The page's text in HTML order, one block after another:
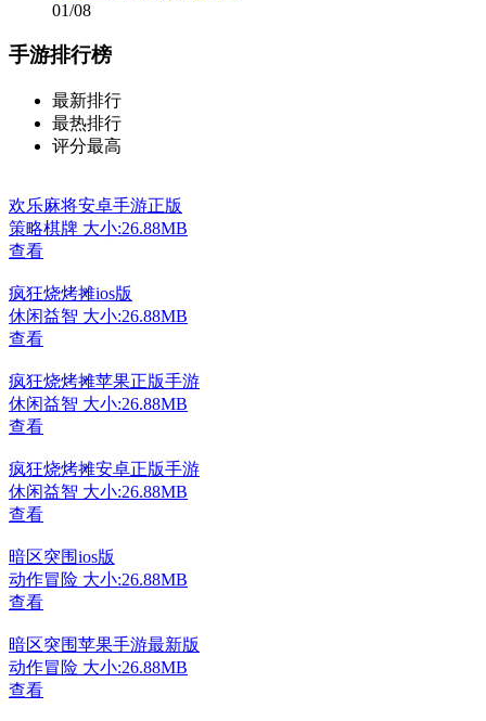
01/08
手游排行榜
最新排行
最热排行
评分最高
欢乐麻将安卓手游正版
策略棋牌 大小:26.88MB
查看
疯狂烧烤摊ios版
休闲益智 大小:26.88MB
查看
疯狂烧烤摊苹果正版手游
休闲益智 大小:26.88MB
查看
疯狂烧烤摊安卓正版手游
休闲益智 大小:26.88MB
查看
暗区突围ios版
动作冒险 大小:26.88MB
查看
暗区突围苹果手游最新版
动作冒险 大小:26.88MB
查看